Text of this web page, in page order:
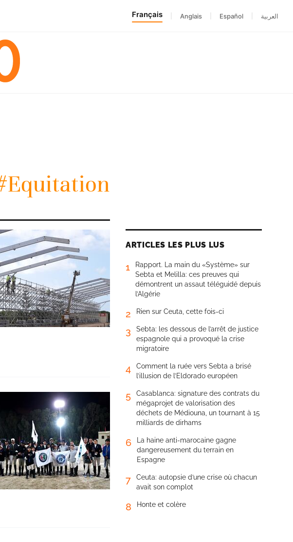
Français Anglais Español العربية
ARTICLES LES PLUS LUS
1
Rapport. La main du «Système» sur
Sebta et Melilla: ces preuves qui
démontrent un assaut téléguidé depuis
l’Algérie
2 Rien sur Ceuta, cette fois-ci
3
Sebta: les dessous de l’arrêt de justice
espagnole qui a provoqué la crise
migratoire
4
Comment la ruée vers Sebta a brisé
l’illusion de l’Eldorado européen
5
Casablanca: signature des contrats du
mégaprojet de valorisation des
déchets de Médiouna, un tournant à 15
milliards de dirhams
6
La haine anti-marocaine gagne
dangereusement du terrain en
Espagne
7
Ceuta: autopsie d’une crise où chacun
avait son complot
8 Honte et colère